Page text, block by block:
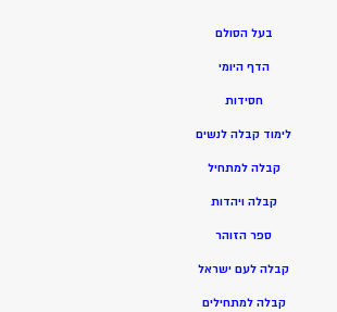
בעל הסולם
הדף היומי
חסידות
לימוד קבלה לנשים
קבלה למתחיל
קבלה ויהדות
ספר הזוהר
קבלה לעם ישראל
קבלה למתחילים